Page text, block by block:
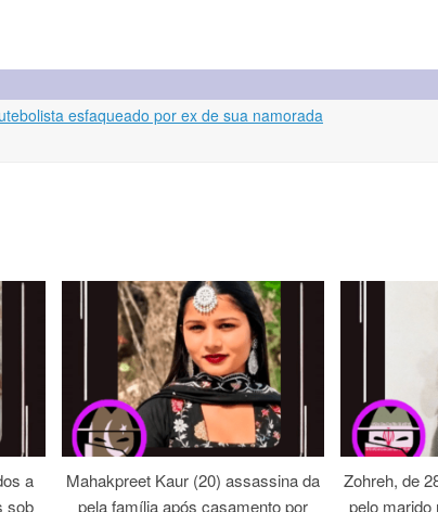
esfaqueado por ex de sua namorada
a
sob
Mahakpreet Kaur (20) assassina da
pela família após casamento por
Zohreh, de
pelo